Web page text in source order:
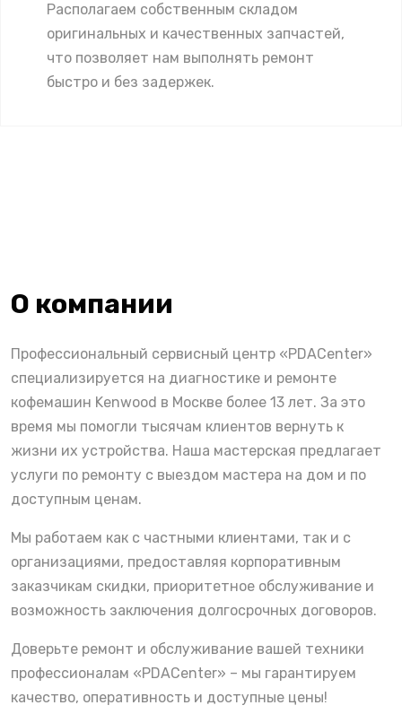
Располагаем собственным складом
оригинальных и качественных запчастей,
что позволяет нам выполнять ремонт
быстро и без задержек.
О компании
Профессиональный сервисный центр «PDACenter»
специализируется на диагностике и ремонте
кофемашин Kenwood в Москве более 13 лет. За это
время мы помогли тысячам клиентов вернуть к
жизни их устройства. Наша мастерская предлагает
услуги по ремонту с выездом мастера на дом и по
доступным ценам.
Мы работаем как с частными клиентами, так и с
организациями, предоставляя корпоративным
заказчикам скидки, приоритетное обслуживание и
возможность заключения долгосрочных договоров.
Доверьте ремонт и обслуживание вашей техники
профессионалам «PDACenter» – мы гарантируем
качество, оперативность и доступные цены!